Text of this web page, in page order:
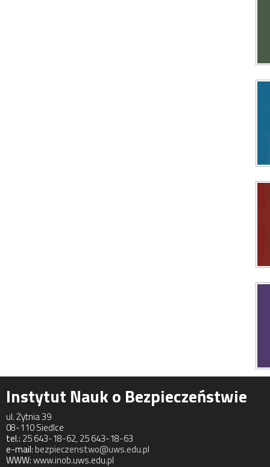
Instytut Nauk o Bezpieczeństwie
ul. Żytnia 39
08-110 Siedlce
tel.: 25 643-18-62, 25 643-18-63
e-mail:bezpieczenstwo@uws.edu.pl
WWW:www.inob.uws.edu.pl